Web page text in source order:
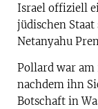
Israel offiziell
jüdischen
Netanyahu
Pollard war am
nachdem ihn
Botschaft in